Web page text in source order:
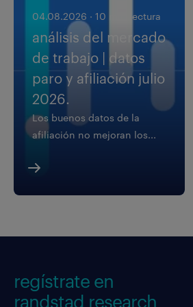
04.08.2026 · 10 min lectura
análisis del mercado
de trabajo | datos
paro y afiliación julio
2026.
Los buenos datos de la
afiliación no mejoran los...
regístrate en
randstad research